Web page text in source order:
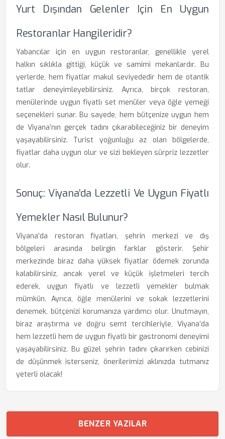
Yurt Dışından Gelenler Için En Uygun
Restoranlar Hangileridir?
Yabancılar için en uygun restoranlar, genellikle yerel
halkın sıklıkla gittiği, küçük ve samimi mekanlardır. Bu
yerlerde, hem fiyatlar makul seviyededir hem de otantik
tatlar deneyimleyebilirsiniz. Ayrıca, birçok restoran,
menülerinde uygun fiyatlı set menüler veya öğle yemeği
seçenekleri sunar. Bu sayede, hem bütçenize uygun hem
de Viyana’nın gerçek tadını çıkarabileceğiniz bir deneyim
yaşayabilirsiniz. Turist yoğunluğu az olan bölgelerde,
fiyatlar daha uygun olur ve sizi bekleyen sürpriz lezzetler
olur.
Sonuç: Viyana’da Lezzetli Ve Uygun Fiyatlı
Yemekler Nasıl Bulunur?
Viyana’da restoran fiyatları, şehrin merkezi ve dış
bölgeleri arasında belirgin farklar gösterir. Şehir
merkezinde biraz daha yüksek fiyatlar ödemek zorunda
kalabilirsiniz, ancak yerel ve küçük işletmeleri tercih
ederek, uygun fiyatlı ve lezzetli yemekler bulmak
mümkün. Ayrıca, öğle menülerini ve sokak lezzetlerini
denemek, bütçenizi korumanıza yardımcı olur. Unutmayın,
biraz araştırma ve doğru semt tercihleriyle, Viyana’da
hem lezzetli hem de uygun fiyatlı bir gastronomi deneyimi
yaşayabilirsiniz. Bu güzel şehrin tadını çıkarırken cebinizi
de düşünmek isterseniz, önerilerimizi aklınızda tutmanız
yeterli olacak!
BENZER YAZILAR